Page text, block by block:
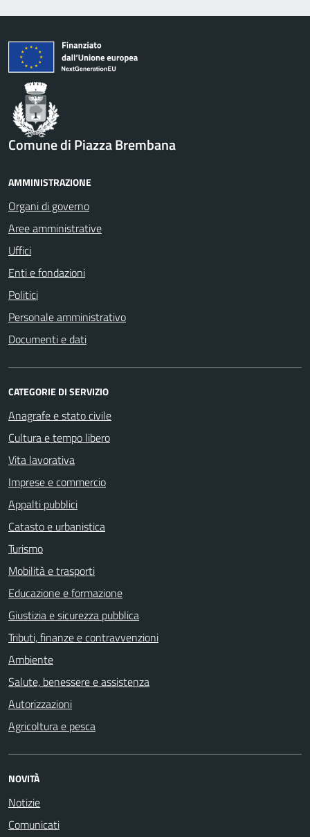
Comune di Piazza Brembana
AMMINISTRAZIONE
Organi di governo
Aree amministrative
Uffici
Enti e fondazioni
Politici
Personale amministrativo
Documenti e dati
CATEGORIE DI SERVIZIO
Anagrafe e stato civile
Cultura e tempo libero
Vita lavorativa
Imprese e commercio
Appalti pubblici
Catasto e urbanistica
Turismo
Mobilità e trasporti
Educazione e formazione
Giustizia e sicurezza pubblica
Tributi, finanze e contravvenzioni
Ambiente
Salute, benessere e assistenza
Autorizzazioni
Agricoltura e pesca
NOVITÀ
Notizie
Comunicati